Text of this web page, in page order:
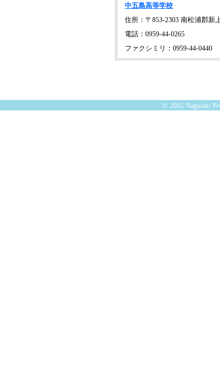
中五島高等学校
住所：〒853-2303 南松浦郡新
電話：0959-44-0265
ファクシミリ：0959-44-0440
© 2015 Nagasaki